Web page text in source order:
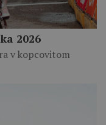
2026
v kopcovitom